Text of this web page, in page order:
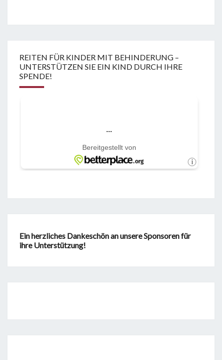
REITEN FÜR KINDER MIT BEHINDERUNG –
UNTERSTÜTZEN SIE EIN KIND DURCH IHRE
SPENDE!
Ein herzliches Dankeschön an unsere Sponsoren für
ihre Unterstützung!